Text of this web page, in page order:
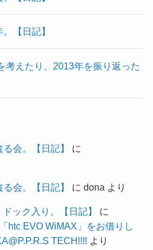
【日記】
考えたり、2013年を振り返った
会。【日記】
に
会。【日記】 に dona より
ック入り。【日記】
に
htc EVO WiMAX」をお借りし
TECH!!!! より